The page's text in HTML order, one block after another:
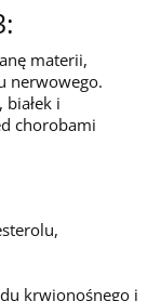
materii,
nerwowego.
i
chorobami
krwionośnego i